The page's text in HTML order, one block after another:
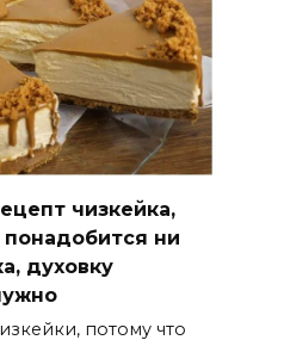
чизкейка,
ни
духовку
потому что